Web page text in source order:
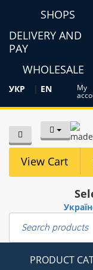
SHOPS
DELIVERY AND
PAY
WHOLESALE
УКР | EN My
Search products
View Cart
PRODUCT